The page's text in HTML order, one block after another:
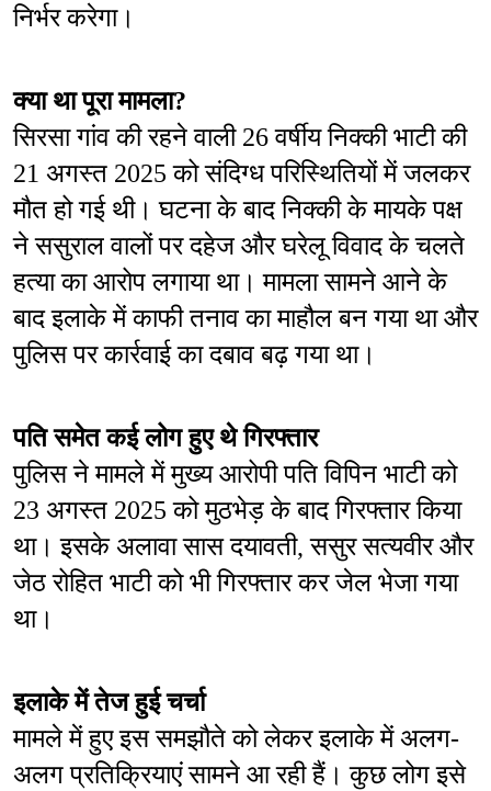
निर्भर करेगा।
क्या था पूरा मामला?
सिरसा गांव की रहने वाली 26 वर्षीय निक्की भाटी की
21 अगस्त 2025 को संदिग्ध परिस्थितियों में जलकर
मौत हो गई थी। घटना के बाद निक्की के मायके पक्ष
ने ससुराल वालों पर दहेज और घरेलू विवाद के चलते
हत्या का आरोप लगाया था। मामला सामने आने के
बाद इलाके में काफी तनाव का माहौल बन गया था और
पुलिस पर कार्रवाई का दबाव बढ़ गया था।
पति समेत कई लोग हुए थे गिरफ्तार
पुलिस ने मामले में मुख्य आरोपी पति विपिन भाटी को
23 अगस्त 2025 को मुठभेड़ के बाद गिरफ्तार किया
था। इसके अलावा सास दयावती, ससुर सत्यवीर और
जेठ रोहित भाटी को भी गिरफ्तार कर जेल भेजा गया
था।
इलाके में तेज हुई चर्चा
मामले में हुए इस समझौते को लेकर इलाके में अलग-
अलग प्रतिक्रियाएं सामने आ रही हैं। कुछ लोग इसे